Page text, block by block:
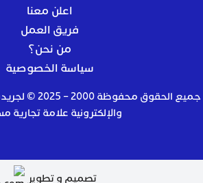
اعلن معنا
فريق العمل
من نحن؟
سياسة الخصوصية
جميع الحقوق
والإلكترونية علامة تجارية
تصميم و تطوير